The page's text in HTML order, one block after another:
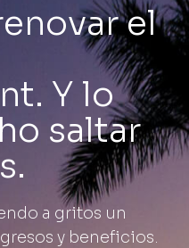
el
Y lo
saltar
a gritos un
y beneficios.